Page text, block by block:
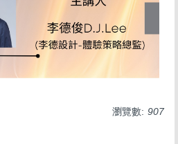
瀏覽數: 907